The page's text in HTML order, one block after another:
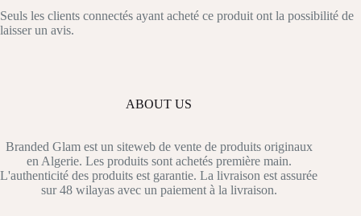
Seuls les clients connectés ayant acheté ce produit ont la possibilité de
laisser un avis.
ABOUT US
Branded Glam est un siteweb de vente de produits originaux
en Algerie. Les produits sont achetés première main.
L'authenticité des produits est garantie. La livraison est assurée
sur 48 wilayas avec un paiement à la livraison.